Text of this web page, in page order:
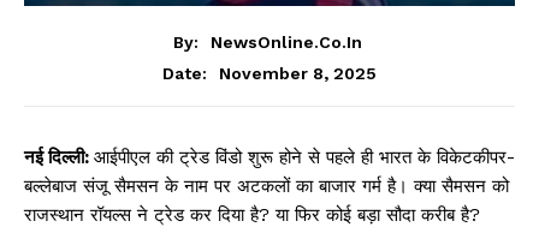
By:
NewsOnline.co.in
Date:
November 8, 2025
नई दिल्ली: आईपीएल की ट्रेड विंडो शुरू होने से पहले ही भारत के विकेटकीपर-
बल्लेबाज संजू सैमसन के नाम पर अटकलों का बाजार गर्म है। क्या सैमसन को
राजस्थान रॉयल्स ने ट्रेड कर दिया है? या फिर कोई बड़ा सौदा करीब है?